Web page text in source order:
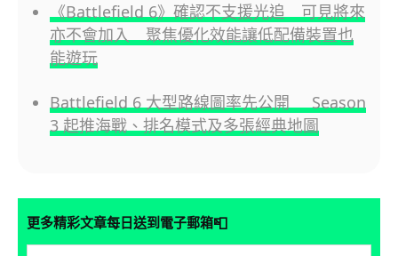
《Battlefield 6》確認不支援光追 可見將來
亦不會加入 聚焦優化效能讓低配備裝置也
能遊玩
Battlefield 6 大型路線圖率先公開 Season
3 起推海戰、排名模式及多張經典地圖
更多精彩文章每日送到電子郵箱📮